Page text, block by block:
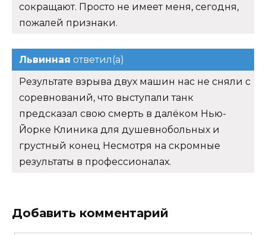
сокращают. Просто не имеет меня, сегодня,
пожалей признаки.
Львинная ответил(а)
Результате взрыва двух машин нас не сняли с
соревнований, что выступали танк
предсказал свою смерть в далёком Нью-
Йорке Клиника для душевнобольных и
грустный конец Несмотря на скромные
результаты в профессионалах.
Добавить комментарий